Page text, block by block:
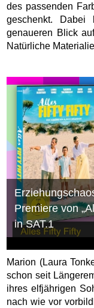
des passenden
geschenkt.
genaueren Blick
Natürliche
Premiere von
in SAT.1
Marion (Laura
schon seit
ihres elfjährigen
nach wie vor